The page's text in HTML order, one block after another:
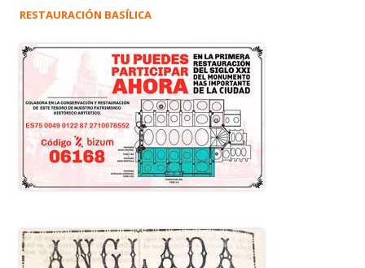
RESTAURACIÓN BASÍLICA